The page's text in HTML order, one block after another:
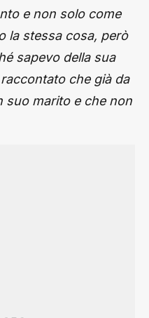
e non solo come
la stessa cosa, però
sapevo della sua
che già da
suo marito e che non